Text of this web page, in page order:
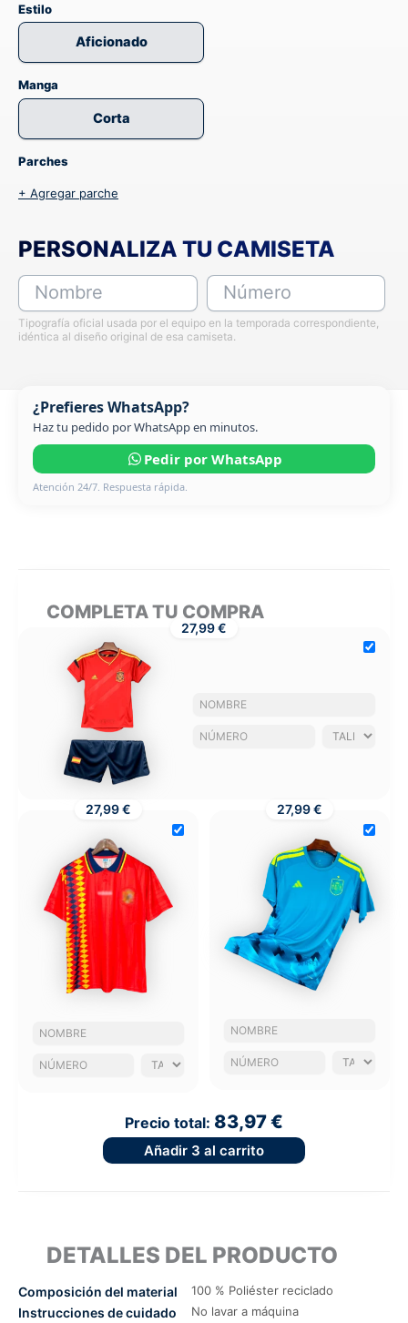
Estilo
Aficionado
Manga
Corta
Parches
+ Agregar parche
PERSONALIZA TU CAMISETA
Nombre Número
Tipografía oficial usada por el equipo en la temporada correspondiente,
idéntica al diseño original de esa camiseta.
¿Prefieres WhatsApp?
Haz tu pedido por WhatsApp en minutos.
Pedir por WhatsApp
Atención 24/7. Respuesta rápida.
COMPLETA TU COMPRA
27,99 €
27,99 € 27,99 €
Precio total: 83,97 €
Añadir 3 al carrito
DETALLES DEL PRODUCTO
Composición del material 100 % Poliéster reciclado
Instrucciones de cuidado No lavar a máquina